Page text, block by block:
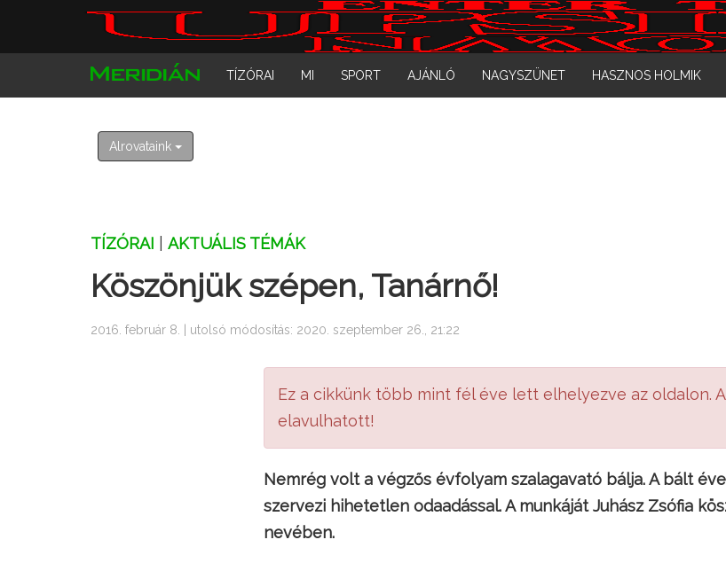
TÍZÓRAI MI SPORT AJÁNLÓ NAGYSZÜNET HASZNOS HOLMIK
Alrovataink
TÍZÓRAI AKTUÁLIS TÉMÁK
Köszönjük szépen, Tanárnő!
2016. február 8. | utolsó módosítás: 2020. szeptember 26., 21:22
Ez a cikkünk több mint fél éve lett elhelyezve az oldalon.
elavulhatott!
Nemrég volt a végzős évfolyam szalagavató bálja. A bált
szervezi hihetetlen odaadással. A munkáját Juhász Zsófia
nevében.